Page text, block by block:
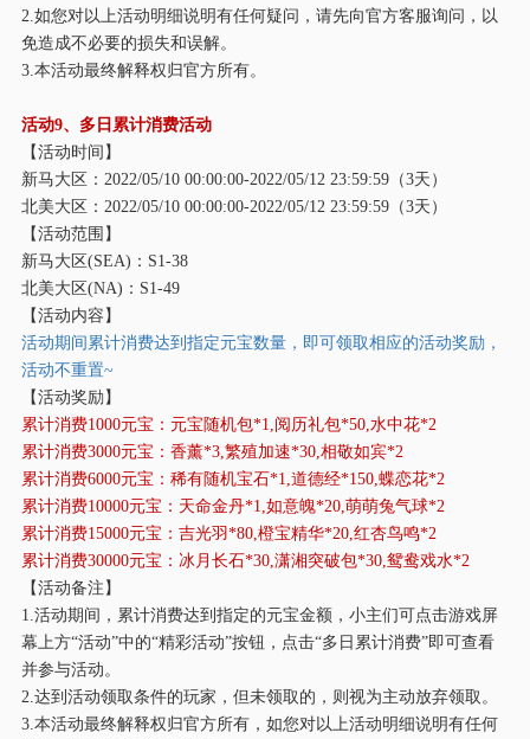
2.如您对以上活动明细说明有任何疑问，请先向官方客服询问，以
免造成不必要的损失和误解。
3.本活动最终解释权归官方所有。
活动9、多日累计消费活动
【活动时间】
新马大区： 2022/05/10 00:00:00-2022/05/12 23:59:59（3天）
北美大区： 2022/05/10 00:00:00-2022/05/12 23:59:59（3天）
【活动范围】
新马大区(SEA)：S1-38
北美大区(NA)：S1-49
【活动内容】
活动期间累计消费达到指定元宝数量，即可领取相应的活动奖励，
活动不重置~
【活动奖励】
累计消费1000元宝：元宝随机包*1,阅历礼包*50,水中花*2
累计消费3000元宝：香薰*3,繁殖加速*30,相敬如宾*2
累计消费6000元宝：稀有随机宝石*1,道德经*150,蝶恋花*2
累计消费10000元宝：天命金丹*1,如意魄*20,萌萌兔气球*2
累计消费15000元宝：吉光羽*80,橙宝精华*20,红杏鸟鸣*2
累计消费30000元宝：冰月长石*30,潇湘突破包*30,鸳鸯戏水*2
【活动备注】
1.活动期间，累计消费达到指定的元宝金额，小主们可点击游戏屏
幕上方“活动”中的“精彩活动”按钮，点击“多日累计消费”即可查看
并参与活动。
2.达到活动领取条件的玩家，但未领取的，则视为主动放弃领取。
3.本活动最终解释权归官方所有，如您对以上活动明细说明有任何